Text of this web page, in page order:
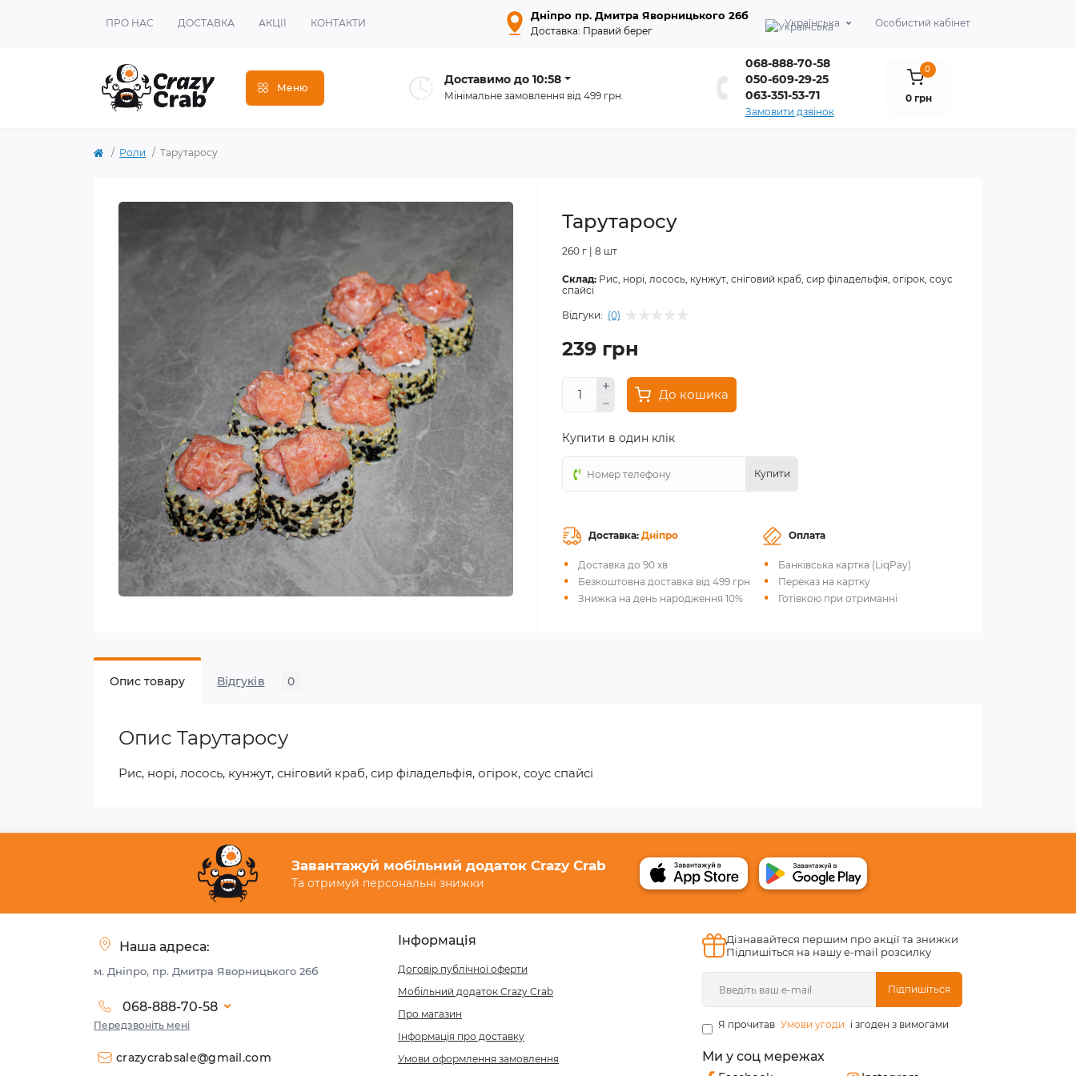
ПРО НАС ДОСТАВКА АКЦІЇ КОНТАКТИ
Дніпро пр. Дмитра Яворницького 26б
Доставка: Правий берег
Українська Особистий кабінет
Меню
Доставимо до 10:58
Мінімальне замовлення від 499 грн.
068-888-70-58
050-609-29-25
063-351-53-71
Замовити дзвінок
0
0 грн
Роли Тарутаросу
Тарутаросу
260 г | 8 шт
Склад: Рис, норі, лосось, кунжут, сніговий краб, сир філадельфія, огірок, соус
спайсі
Відгуки: (0)
239 грн
До кошика
Купити в один клік
Купити
Доставка: Дніпро
Доставка до 90 хв
Безкоштовна доставка від 499 грн
Знижка на день народження 10%
Оплата
Банківська картка (LiqPay)
Переказ на картку
Готівкою при отриманні
Опис товару Відгуків 0
Опис Тарутаросу
Рис, норі, лосось, кунжут, сніговий краб, сир філадельфія, огірок, соус спайсі
Завантажуй мобільний додаток Crazy Crab
Та отримуй персональні знижки
Наша адреса:
м. Дніпро, пр. Дмитра Яворницького 26б
068-888-70-58
Передзвоніть мені
crazycrabsale@gmail.com
Інформація
Договір публічної оферти
Мобільний додаток Crazy Crab
Про магазин
Інформація про доставку
Умови оформлення замовлення
Дізнавайтеся першим про акції та знижки
Підпишіться на нашу e-mail розсилку
Підпишіться
Я прочитав Умови угоди і згоден з вимогами
Ми у соц мережах